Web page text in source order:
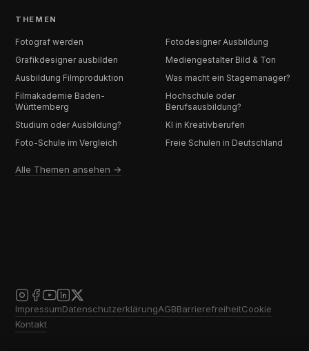
THEMEN
Fotograf werden
Fotodesigner Ausbildung
Grafikdesigner ausbilden
Mediengestalter Bild & Ton
Ausbildung Filmproduktion
Was macht ein Stagemanager?
Filmakademie Baden-
Württemberg
Hochschule oder
Berufsausbildung?
Studium oder Ausbildung?
KI in Kreativberufen
Foto-Schule im Vergleich
Freie Schulen in Deutschland
Alle Themen ansehen →
ImpressumDatenschutzerklärungAGBBarrierefreiheitCookie
Kontakt